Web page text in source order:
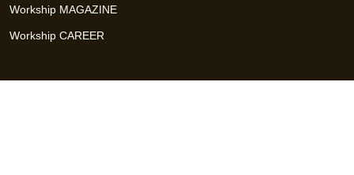
Workship MAGAZINE
Workship CAREER